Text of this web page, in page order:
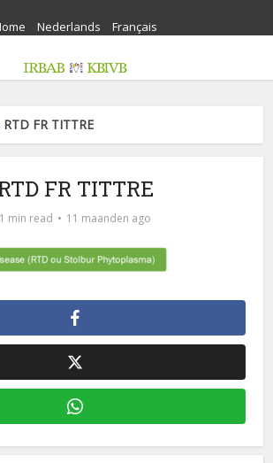
Nederlands Français
RTD FR TITTRE
FR TITTRE
1 min read 11 maanden ago